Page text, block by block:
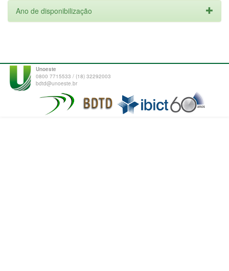
Ano de disponibilização
Unoeste
0800 7715533 / (18) 32292003
bdtd@unoeste.br